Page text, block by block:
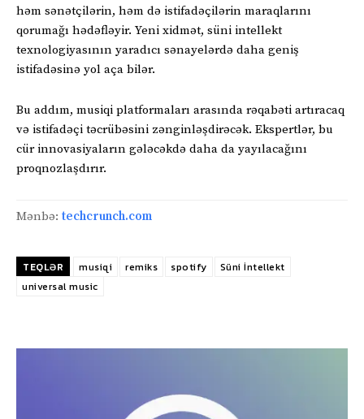
həm sənətçilərin, həm də istifadəçilərin maraqlarını
qorumağı hədəfləyir. Yeni xidmət, süni intellekt
texnologiyasının yaradıcı sənayelərdə daha geniş
istifadəsinə yol aça bilər.
Bu addım, musiqi platformaları arasında rəqabəti artıracaq
və istifadəçi təcrübəsini zənginləşdirəcək. Ekspertlər, bu
cür innovasiyaların gələcəkdə daha da yayılacağını
proqnozlaşdırır.
Mənbə: techcrunch.com
TEQLƏR musiqi remiks spotify
Süni İntellekt
universal music